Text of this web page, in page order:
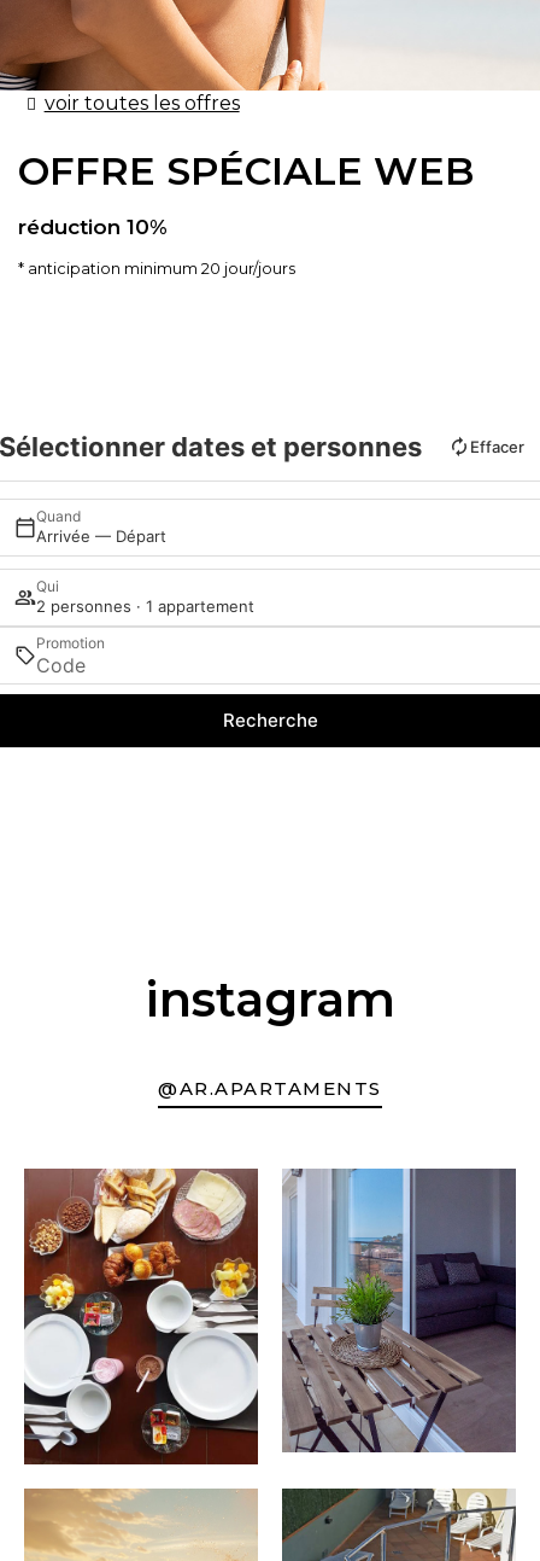
voir toutes les offres
OFFRE SPÉCIALE WEB
​​réduction 10%
anticipation minimum 20 jour/jours
Sélectionner dates et personnes Effacer
Quand
Arrivée — Départ
Qui
2 personnes · 1 appartement
Promotion
Recherche
instagram
@AR.APARTAMENTS